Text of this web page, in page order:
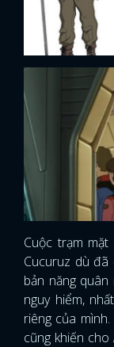
Cuộc trạm
Cucuruz dù
bản năng
nguy hiểm,
riêng của
cũng khiến